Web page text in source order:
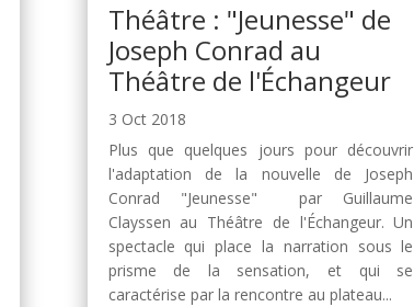
Théâtre : "Jeunesse" de
Joseph Conrad au
Théâtre de l'Échangeur
3 Oct 2018
Plus que quelques jours pour découvrir
l'adaptation de la nouvelle de Joseph
Conrad "Jeunesse" par Guillaume
Clayssen au Théâtre de l'Échangeur. Un
spectacle qui place la narration sous le
prisme de la sensation, et qui se
caractérise par la rencontre au plateau...